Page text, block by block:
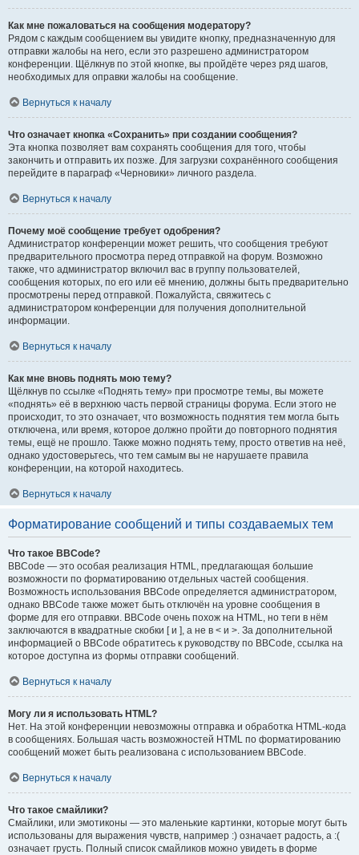
Как мне пожаловаться на сообщения модератору?
Рядом с каждым сообщением вы увидите кнопку, предназначенную для
отправки жалобы на него, если это разрешено администратором
конференции. Щёлкнув по этой кнопке, вы пройдёте через ряд шагов,
необходимых для оправки жалобы на сообщение.
Вернуться к началу
Что означает кнопка «Сохранить» при создании сообщения?
Эта кнопка позволяет вам сохранять сообщения для того, чтобы
закончить и отправить их позже. Для загрузки сохранённого сообщения
перейдите в параграф «Черновики» личного раздела.
Вернуться к началу
Почему моё сообщение требует одобрения?
Администратор конференции может решить, что сообщения требуют
предварительного просмотра перед отправкой на форум. Возможно
также, что администратор включил вас в группу пользователей,
сообщения которых, по его или её мнению, должны быть предварительно
просмотрены перед отправкой. Пожалуйста, свяжитесь с
администратором конференции для получения дополнительной
информации.
Вернуться к началу
Как мне вновь поднять мою тему?
Щёлкнув по ссылке «Поднять тему» при просмотре темы, вы можете
«поднять» её в верхнюю часть первой страницы форума. Если этого не
происходит, то это означает, что возможность поднятия тем могла быть
отключена, или время, которое должно пройти до повторного поднятия
темы, ещё не прошло. Также можно поднять тему, просто ответив на неё,
однако удостоверьтесь, что тем самым вы не нарушаете правила
конференции, на которой находитесь.
Вернуться к началу
Форматирование сообщений и типы создаваемых тем
Что такое BBCode?
BBCode — это особая реализация HTML, предлагающая большие
возможности по форматированию отдельных частей сообщения.
Возможность использования BBCode определяется администратором,
однако BBCode также может быть отключён на уровне сообщения в
форме для его отправки. BBCode очень похож на HTML, но теги в нём
заключаются в квадратные скобки [ и ], а не в < и >. За дополнительной
информацией о BBCode обратитесь к руководству по BBCode, ссылка на
которое доступна из формы отправки сообщений.
Вернуться к началу
Могу ли я использовать HTML?
Нет. На этой конференции невозможны отправка и обработка HTML-кода
в сообщениях. Большая часть возможностей HTML по форматированию
сообщений может быть реализована с использованием BBCode.
Вернуться к началу
Что такое смайлики?
Смайлики, или эмотиконы — это маленькие картинки, которые могут быть
использованы для выражения чувств, например :) означает радость, а :(
означает грусть. Полный список смайликов можно увидеть в форме